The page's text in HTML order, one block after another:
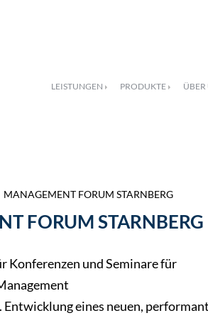
LEISTUNGEN PRODUKTE ÜBER
MANAGEMENT FORUM STARNBERG
FORUM STARNBERG
Konferenzen und Seminare für
Entwicklung eines neuen,